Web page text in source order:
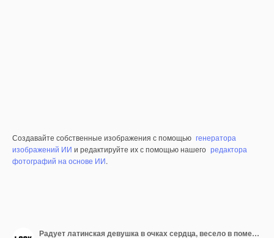
Создавайте собственные изображения с помощью генератора
изображений ИИ и редактируйте их с помощью нашего редактора
фотографий на основе ИИ.
Радует латинская девушка в очках сердца, весело в помещении. портрет элегантной женской модели в полосатом платье позирует.